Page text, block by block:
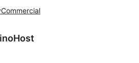
Commercial